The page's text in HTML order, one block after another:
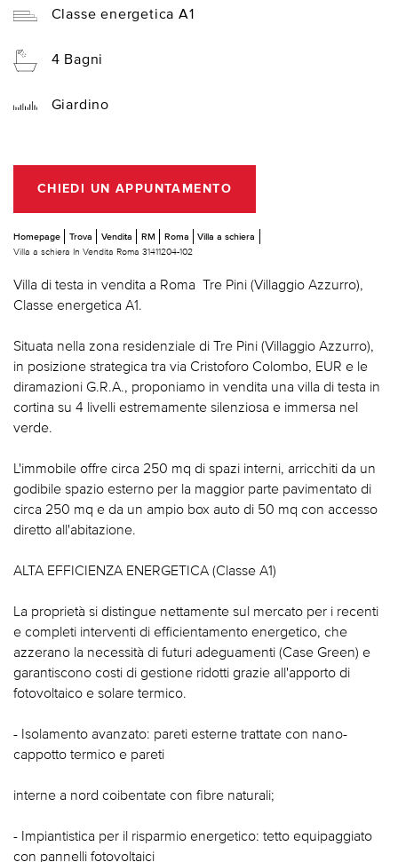
Classe energetica A1
4 Bagni
Giardino
CHIEDI UN APPUNTAMENTO
Homepage Trova Vendita RM Roma
Villa a schiera
Villa a schiera In Vendita Roma 31411204-102
Villa di testa in vendita a Roma  Tre Pini (Villaggio Azzurro),
Classe energetica A1.
Situata nella zona residenziale di Tre Pini (Villaggio Azzurro),
in posizione strategica tra via Cristoforo Colombo, EUR e le
diramazioni G.R.A., proponiamo in vendita una villa di testa in
cortina su 4 livelli estremamente silenziosa e immersa nel
verde.
L'immobile offre circa 250 mq di spazi interni, arricchiti da un
godibile spazio esterno per la maggior parte pavimentato di
circa 250 mq e da un ampio box auto di 50 mq con accesso
diretto all'abitazione.
ALTA EFFICIENZA ENERGETICA (Classe A1)
La proprietà si distingue nettamente sul mercato per i recenti
e completi interventi di efficientamento energetico, che
azzerano la necessità di futuri adeguamenti (Case Green) e
garantiscono costi di gestione ridotti grazie all'apporto di
fotovoltaico e solare termico.
- Isolamento avanzato: pareti esterne trattate con nano-
cappotto termico e pareti
interne a nord coibentate con fibre naturali;
- Impiantistica per il risparmio energetico: tetto equipaggiato
con pannelli fotovoltaici